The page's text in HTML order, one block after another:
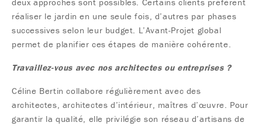
réaliser le jardin en une seule fois, d’autres par phases
successives selon leur budget. L’Avant-Projet global
permet de planifier ces étapes de manière cohérente.
Travaillez-vous avec nos architectes ou entreprises ?
Céline Bertin collabore régulièrement avec des
architectes, architectes d’intérieur, maîtres d’œuvre. Pour
garantir la qualité, elle privilégie son réseau d’artisans de